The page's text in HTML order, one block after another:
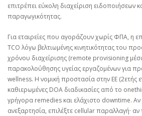
επιτρέπει εύκολη διαχείριση ειδοποιήσεων
παραγωγικότητας.
Για εταιρείες που αγοράζουν χωρίς ΦΠΑ, η
TCO λόγω βελτιωμένης κινητικότητας του
χρόνου διαχείρισης (remote provisioning
παρακολούθησης υγείας εργαζομένων για
wellness. Η νομική προστασία στην ΕΕ (2ετής
καθιερωμένες DOA διαδικασίες από το
γρήγορα remedies και ελάχιστο downtime. Αν
ανεξαρτησία, επιλέξτε cellular παραλλαγή· αν